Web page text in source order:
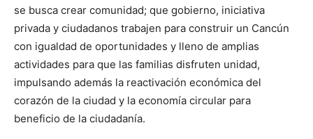
se busca crear comunidad; que gobierno, iniciativa
privada y ciudadanos trabajen para construir un Cancún
con igualdad de oportunidades y lleno de amplias
actividades para que las familias disfruten unidad,
impulsando además la reactivación económica del
corazón de la ciudad y la economía circular para
beneficio de la ciudadanía.